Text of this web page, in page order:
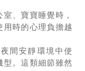
、寶寶睡覺時，
用時的心理負擔越
間安靜環境中使
型。這類細節雖然